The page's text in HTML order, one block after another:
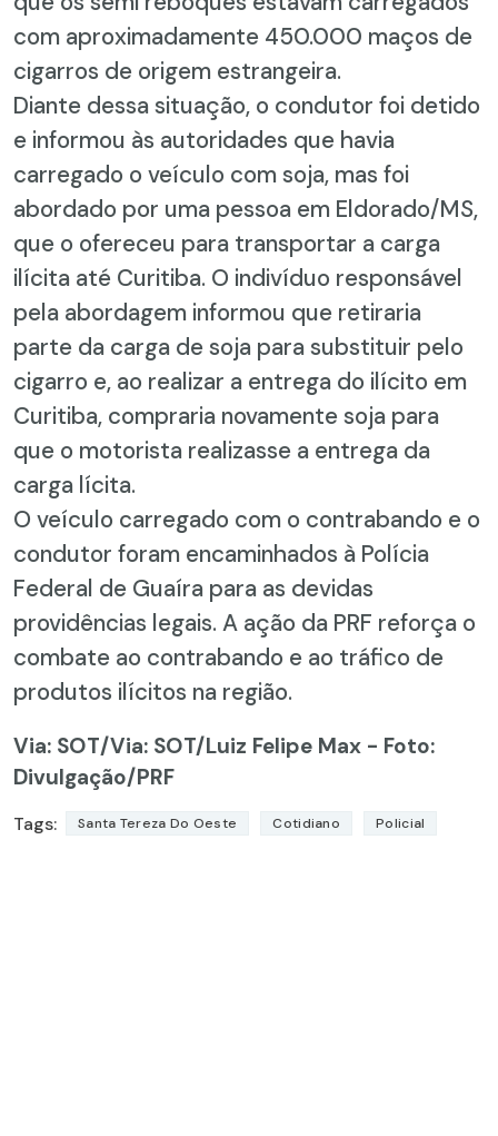
com aproximadamente 450.000 maços de
cigarros de origem estrangeira.
Diante dessa situação, o condutor foi detido
e informou às autoridades que havia
carregado o veículo com soja, mas foi
abordado por uma pessoa em Eldorado/MS,
que o ofereceu para transportar a carga
ilícita até Curitiba. O indivíduo responsável
pela abordagem informou que retiraria
parte da carga de soja para substituir pelo
cigarro e, ao realizar a entrega do ilícito em
Curitiba, compraria novamente soja para
que o motorista realizasse a entrega da
carga lícita.
O veículo carregado com o contrabando e o
condutor foram encaminhados à Polícia
Federal de Guaíra para as devidas
providências legais. A ação da PRF reforça o
combate ao contrabando e ao tráfico de
produtos ilícitos na região.
Via: SOT/Via: SOT/Luiz Felipe Max - Foto:
Divulgação/PRF
Tags: Santa Tereza Do Oeste Cotidiano Policial